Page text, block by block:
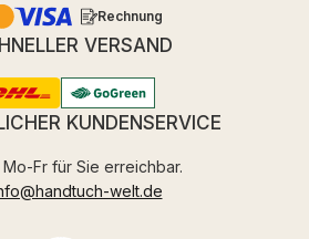
Rechnung
VERSAND
KUNDENSERVICE
Fr für Sie erreichbar.
welt.de